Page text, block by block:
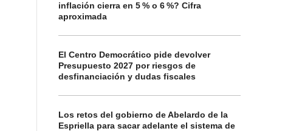
inflación cierra en 5 % o 6 %? Cifra
aproximada
El Centro Democrático pide devolver
Presupuesto 2027 por riesgos de
desfinanciación y dudas fiscales
Los retos del gobierno de Abelardo de la
Espriella para sacar adelante el sistema de